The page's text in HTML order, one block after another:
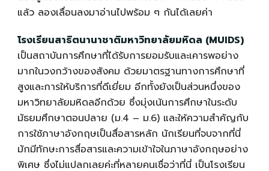
แล้ว ลองเลื่อนลงมาอ่านไปพร้อม ๆ กันได้เลยค่า
โรงเรียนสาธิตนานาชาติมหาวิทยาลัยมหิดล (MUIDS)
เป็นสถาบันการศึกษาที่ได้รับการยอมรับและเคารพอย่าง
มากในวงกว้างของสังคม ด้วยมาตรฐานทางการศึกษาที่
สูงและการให้บริการที่ดีเยี่ยม อีกทั้งยังเป็นส่วนหนึ่งของ
มหาวิทยาลัยมหิดลอีกด้วย ซึ่งมุ่งเน้นการศึกษาในระดับ
มัธยมศึกษาตอนปลาย (ม.4 – ม.6) และให้ความสำคัญกับ
การใช้ภาษาอังกฤษเป็นสื่อสารหลัก นักเรียนที่จบจากที่นี่
มักมีทักษะการสื่อสารและความเข้าใจในภาษาอังกฤษอย่าง
พิเศษ ซึ่งไม่แปลกเลยค่ะที่หลายคนเชื่อว่าที่นี่ เป็นโรงเรียน